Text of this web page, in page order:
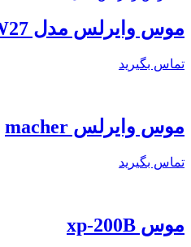
موس وایرلس مدل MR-W27
تماس بگیرید
موس وایرلس macher
تماس بگیرید
موس xp-200B